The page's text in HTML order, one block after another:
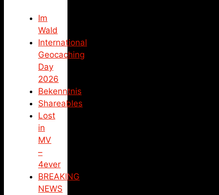
Im
Wald
International
Geocaching
Day
2026
Bekenntnis
Shareables
Lost
in
MV
–
4ever
BREAKING
NEWS